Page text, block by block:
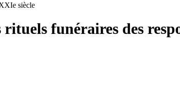
siècle
rituels funéraires des